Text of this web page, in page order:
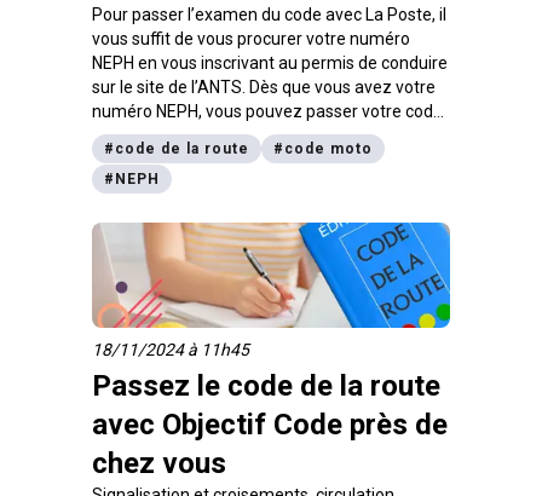
Pour passer l’examen du code avec La Poste, il
vous suffit de vous procurer votre numéro
NEPH en vous inscrivant au permis de conduire
sur le site de l’ANTS. Dès que vous avez votre
numéro NEPH, vous pouvez passer votre code
de la route en choisissant parmi des milliers de
sessions disponibles, partout en France, dans
les centres d’examen La Poste. Mais pourquoi
s’inscrire ? C’est ce que nous vous proposons
de découvrir ci-dessous.
# code de la route # code moto
# NEPH
18/11/2024 à 11h45
Passez le code de la route
avec Objectif Code près de
chez vous